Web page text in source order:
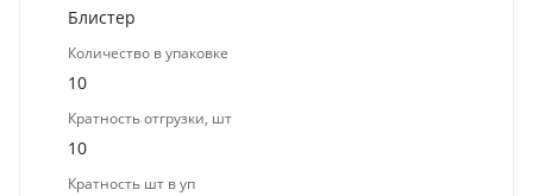
Блистер
Количество в упаковке
10
Кратность отгрузки, шт
10
Кратность шт в уп